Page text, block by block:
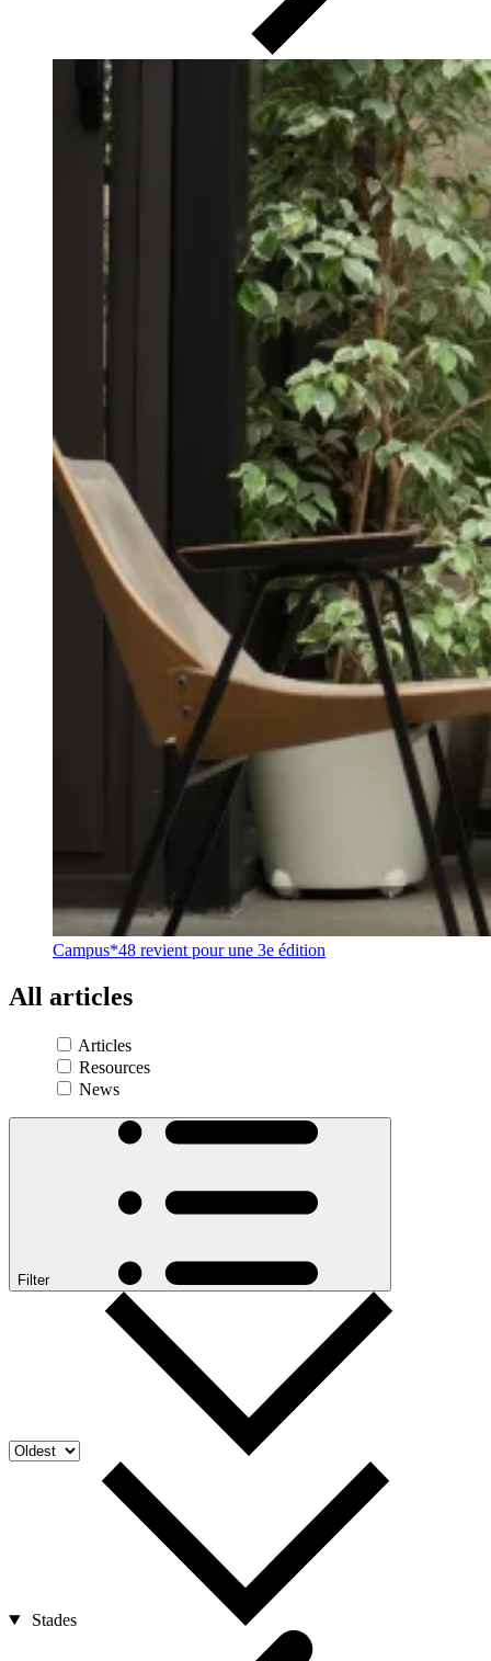
Campus*48 revient pour une 3e édition
All articles
Articles
Resources
News
Filter
Stades